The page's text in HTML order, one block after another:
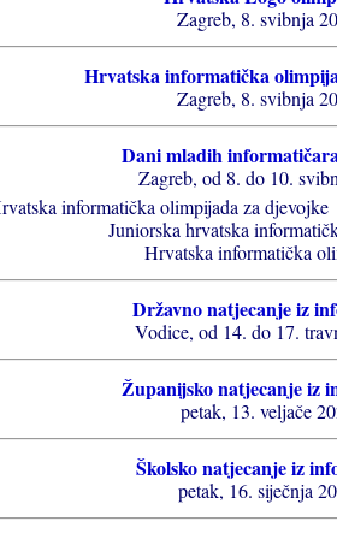
Zagreb, 8. svibnja
Hrvatska informatička
Zagreb, 8. svibnja
Dani mladih
Zagreb, od 8. do 10.
informatička olimpijada za
Juniorska hrvatska
Hrvatska informatička
Državno natjecanje iz
Vodice, od 14. do 17.
Županijsko natjecanje iz
petak, 13. veljače
Školsko natjecanje iz
petak, 16. siječnja